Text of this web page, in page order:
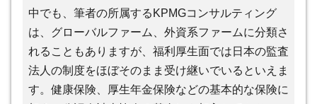
中でも、筆者の所属するKPMGコンサルティング
は、グローバルファーム、外資系ファームに分類さ
れることもありますが、福利厚生面では日本の監査
法人の制度をほぼそのまま受け継いでいるといえま
す。健康保険、厚生年金保険などの基本的な保険に